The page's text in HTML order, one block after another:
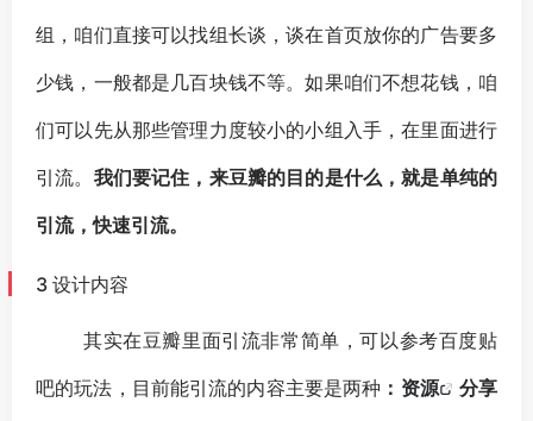
组，咱们直接可以找组长谈，谈在首页放你的广告要多
少钱，一般都是几百块钱不等。如果咱们不想花钱，咱
们可以先从那些管理力度较小的小组入手，在里面进行
引流。 我们要记住，来豆瓣的目的是什么，就是单纯的
引流，快速引流。
3 设计内容
其实在豆瓣里面引流非常简单，可以参考百度贴
吧的玩法，目前能引流的内容主要是两种 ： 资源 分享